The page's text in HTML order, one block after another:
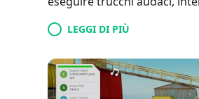
colonna sonora tramite un
gioco mozzafiato, mentre
di gioco. Con prestazioni
padroneggiare l'arte del
LEGGI DI PIÙ